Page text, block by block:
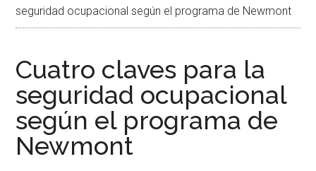
seguridad ocupacional según el programa de Newmont
Cuatro claves para la
seguridad ocupacional
según el programa de
Newmont